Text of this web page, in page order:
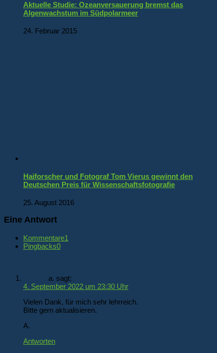
Aktuelle Studie: Ozeanversauerung bremst das
Algenwachstum im Südpolarmeer
24. Februar 2015
Haiforscher und Fotograf Tom Vierus gewinnt den
Deutschen Preis für Wissenschaftsfotografie
25. August 2016
Eine Antwort
Kommentare1
Pingbacks0
a. sagt:
4. September 2022 um 23:30 Uhr
Vielen Dank, für mich sehr lehrreich.
Bitte gern aktualisieren.
A.
Antworten